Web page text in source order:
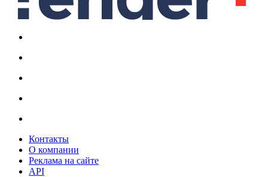
Контакты
О компании
Реклама на сайте
API